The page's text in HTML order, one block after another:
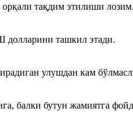
тақдим этилиши лозим.
ташкил этади.
улушдан кам
балки бутун жамиятга